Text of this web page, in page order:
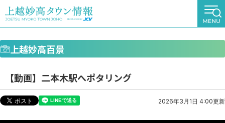
上越妙高百景
【動画】二本木駅へポタリング
2026年3月1日 4:00更新